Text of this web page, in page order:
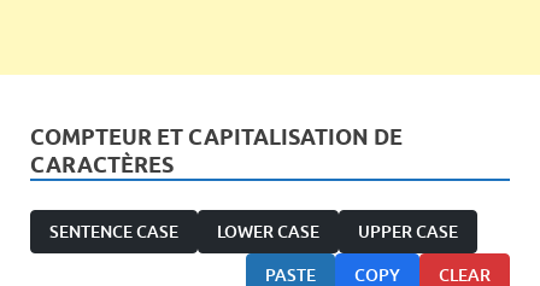
COMPTEUR ET CAPITALISATION DE
CARACTÈRES
SENTENCE CASE LOWER CASE UPPER CASE
PASTE COPY CLEAR